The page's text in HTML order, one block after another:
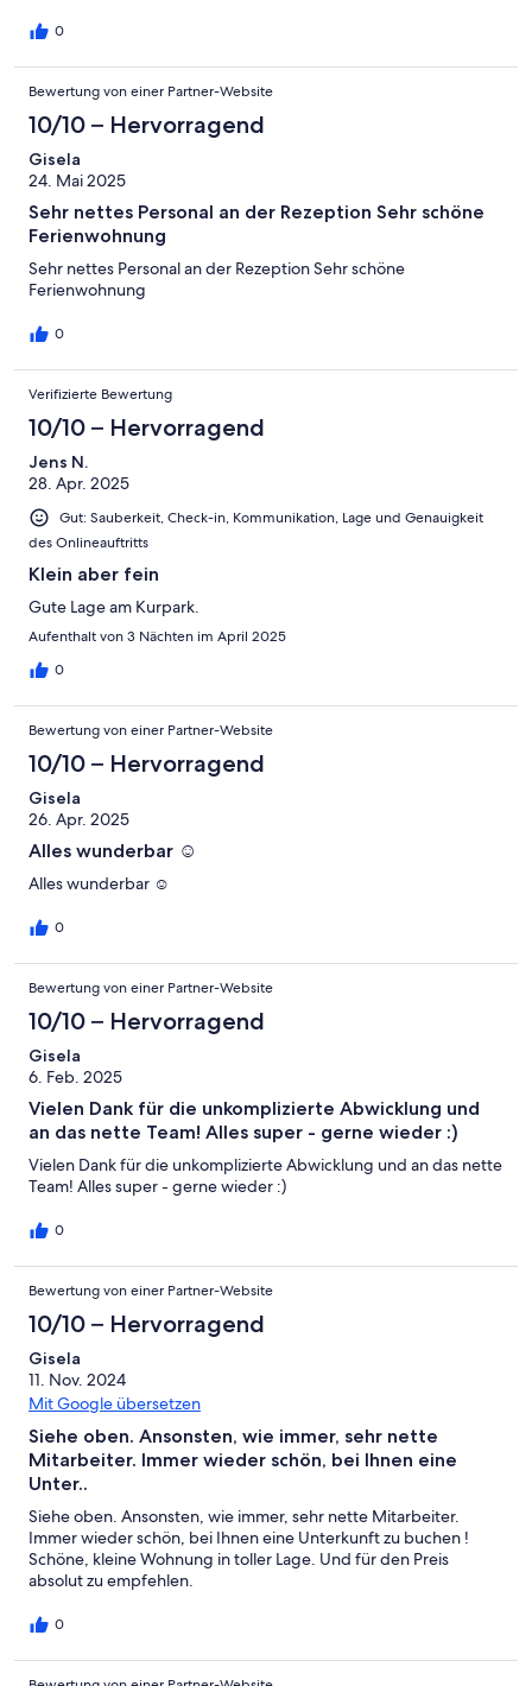
0
Bewertung von einer Partner-Website
10/10 – Hervorragend
Gisela
24. Mai 2025
Sehr nettes Personal an der Rezeption Sehr schöne
Ferienwohnung
Sehr nettes Personal an der Rezeption Sehr schöne
Ferienwohnung
0
Verifizierte Bewertung
10/10 – Hervorragend
Jens N.
28. Apr. 2025
Gut: Sauberkeit, Check-in, Kommunikation, Lage und Genauigkeit
des Onlineauftritts
Klein aber fein
Gute Lage am Kurpark.
Aufenthalt von 3 Nächten im April 2025
0
Bewertung von einer Partner-Website
10/10 – Hervorragend
Gisela
26. Apr. 2025
Alles wunderbar ☺️
Alles wunderbar ☺️
0
Bewertung von einer Partner-Website
10/10 – Hervorragend
Gisela
6. Feb. 2025
Vielen Dank für die unkomplizierte Abwicklung und
an das nette Team! Alles super - gerne wieder :)
Vielen Dank für die unkomplizierte Abwicklung und an das nette
Team! Alles super - gerne wieder :)
0
Bewertung von einer Partner-Website
10/10 – Hervorragend
Gisela
11. Nov. 2024
Mit Google übersetzen
Siehe oben. Ansonsten, wie immer, sehr nette
Mitarbeiter. Immer wieder schön, bei Ihnen eine
Unter..
Siehe oben. Ansonsten, wie immer, sehr nette Mitarbeiter.
Immer wieder schön, bei Ihnen eine Unterkunft zu buchen !
Schöne, kleine Wohnung in toller Lage. Und für den Preis
absolut zu empfehlen.
0